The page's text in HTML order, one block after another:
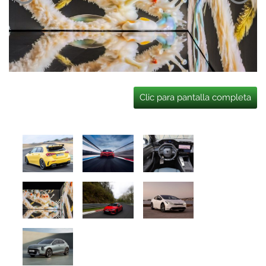
Clic para pantalla completa